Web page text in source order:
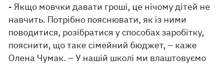
- Якщо мовчки давати гроші, це нічому дітей не
навчить. Потрібно пояснювати, як із ними
поводитися, розібратися у способах заробітку,
пояснити, що таке сімейний бюджет, – каже
Олена Чумак. – У нашій школі ми влаштовуємо